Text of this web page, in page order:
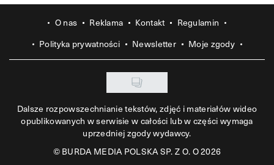
O nas Reklama Kontakt
Regulamin
Polityka prywatności
Newsletter Moje zgody
Dalsze rozpowszechnianie tekstów, zdjęć i materiałów wideo
opublikowanych w serwisie w całości lub w części wymaga
uprzedniej zgody wydawcy.
©BURDA MEDIA POLSKA SP. Z O. O 2026